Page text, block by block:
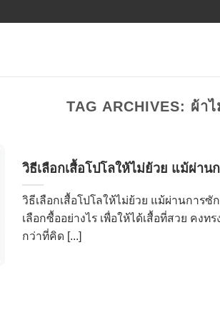
TAG ARCHIVES: ผ้า
วิธีเลือกเสื้อโปโลให้ไม่ย้วย แม้ผ่าน
วิธีเลือกเสื้อโปโลให้ไม่ย้วย แม้ผ่านการซั
เลือกซื้ออย่างไร เพื่อให้ได้เสื้อที่สวย คงท
กว่าที่คิด [...]